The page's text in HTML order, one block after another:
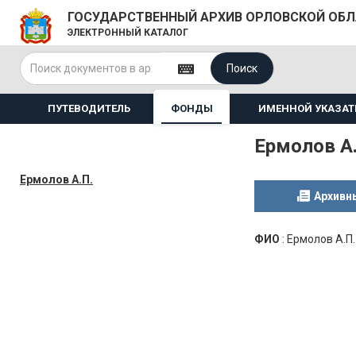
ГОСУДАРСТВЕННЫЙ АРХИВ ОРЛОВСКОЙ
ЭЛЕКТРОННЫЙ КАТАЛОГ
Поиск
ПУТЕВОДИТЕЛЬ ФОНДЫ ИМЕННОЙ
Ермолов А.П.
Ермолов
ФИО : Ермолов А.П.